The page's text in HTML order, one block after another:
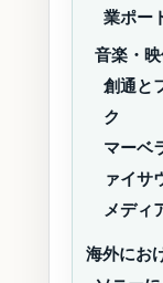
業ポー
音楽・
創通と
ク
マーベ
ァイサ
メディ
海外にお